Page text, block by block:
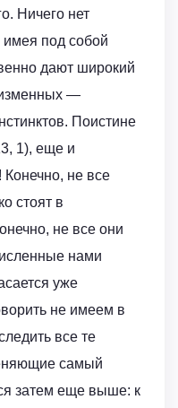
Ничего нет
имея под собой
дают широкий
—
Поистине
1), еще и
не все
стоят в
не все они
нами
уже
не имеем в
все те
самый
затем еще выше: к